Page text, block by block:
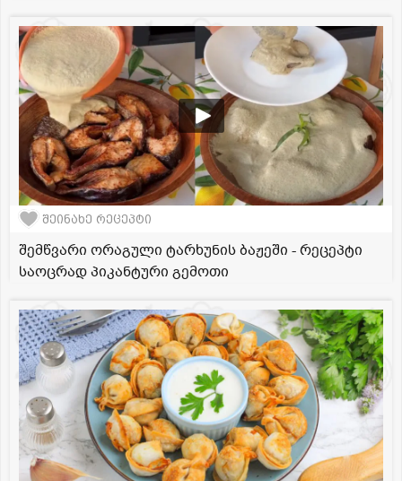
შეინახე რეცეპტი
შემწვარი ორაგული ტარხუნის ბაჟეში - რეცეპტი
საოცრად პიკანტური გემოთი